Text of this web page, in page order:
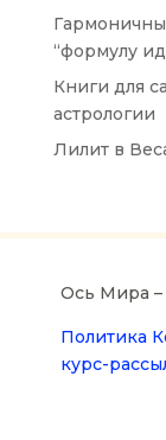
“формулу
Книги для
астрологии
Лилит в
Ось Мира –
Политика
курс-